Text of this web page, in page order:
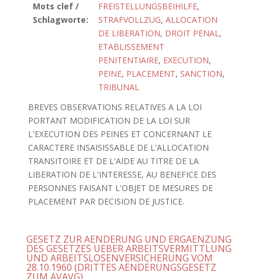
Mots clef /
Schlagworte:
FREISTELLUNGSBEIHILFE,
STRAFVOLLZUG, ALLOCATION
DE LIBERATION, DROIT PENAL,
ETABLISSEMENT
PENITENTIAIRE, EXECUTION,
PEINE, PLACEMENT, SANCTION,
TRIBUNAL
BREVES OBSERVATIONS RELATIVES A LA LOI
PORTANT MODIFICATION DE LA LOI SUR
L'EXECUTION DES PEINES ET CONCERNANT LE
CARACTERE INSAISISSABLE DE L'ALLOCATION
TRANSITOIRE ET DE L'AIDE AU TITRE DE LA
LIBERATION DE L'INTERESSE, AU BENEFICE DES
PERSONNES FAISANT L'OBJET DE MESURES DE
PLACEMENT PAR DECISION DE JUSTICE.
GESETZ ZUR AENDERUNG UND ERGAENZUNG
DES GESETZES UEBER ARBEITSVERMITTLUNG
UND ARBEITSLOSENVERSICHERUNG VOM
28.10.1960 (DRITTES AENDERUNGSGESETZ